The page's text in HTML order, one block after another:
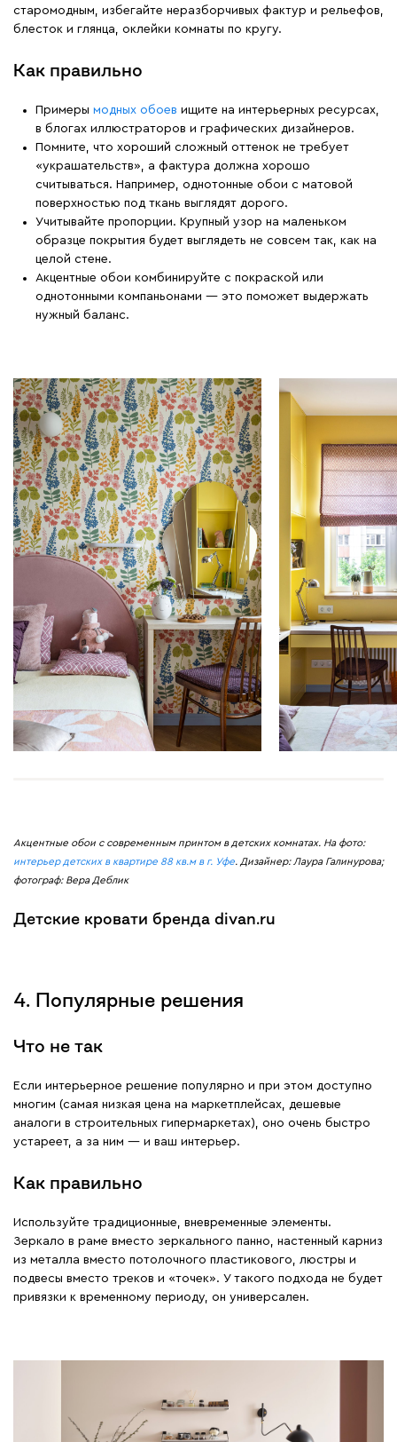
старомодным, избегайте неразборчивых фактур и рельефов,
блесток и глянца, оклейки комнаты по кругу.
Как правильно
Примеры модных обоев ищите на интерьерных ресурсах,
в блогах иллюстраторов и графических дизайнеров.
Помните, что хороший сложный оттенок не требует
«украшательств», а фактура должна хорошо
считываться. Например, однотонные обои с матовой
поверхностью под ткань выглядят дорого.
Учитывайте пропорции. Крупный узор на маленьком
образце покрытия будет выглядеть не совсем так, как на
целой стене.
Акцентные обои комбинируйте с покраской или
однотонными компаньонами — это поможет выдержать
нужный баланс.
Акцентные обои с современным принтом в детских комнатах. На фото:
интерьер детских в квартире 88 кв.м в г. Уфе. Дизайнер: Лаура Галинурова;
фотограф: Вера Деблик
Детские кровати бренда divan.ru
4. Популярные решения
Что не так
Если интерьерное решение популярно и при этом доступно
многим (самая низкая цена на маркетплейсах, дешевые
аналоги в строительных гипермаркетах), оно очень быстро
устареет, а за ним — и ваш интерьер.
Как правильно
Используйте традиционные, вневременные элементы.
Зеркало в раме вместо зеркального панно, настенный карниз
из металла вместо потолочного пластикового, люстры и
подвесы вместо треков и «точек». У такого подхода не будет
привязки к временному периоду, он универсален.